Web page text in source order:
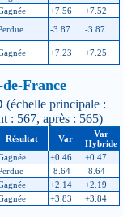
+7.56
+7.52
-3.87 -3.87
+7.23 +7.25
France
principale :
: 567, après : 565)
Résultat Var
Var
Hybride
+0.46
+0.47
-8.64
-8.64
+2.14
+2.19
+3.83 +3.84